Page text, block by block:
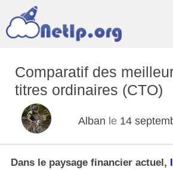
Comparatif des
titres ordinaires (CTO)
Alban le 14
Dans le paysage financier actuel,